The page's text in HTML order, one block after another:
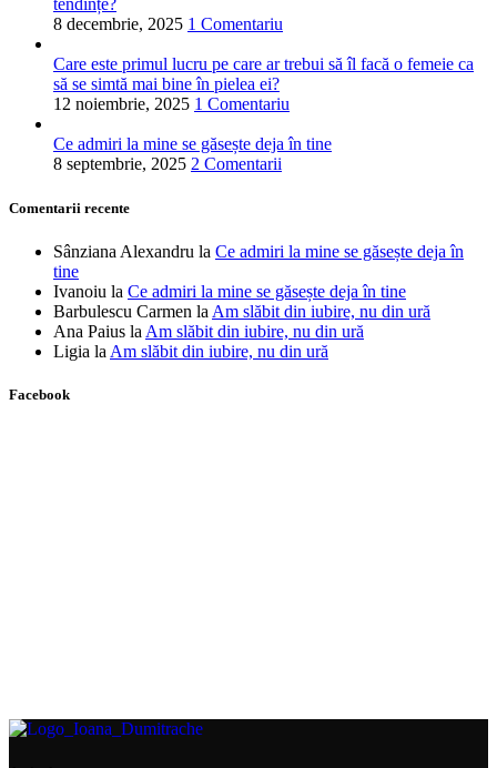
tendințe?
8 decembrie, 2025 1 Comentariu
Care este primul lucru pe care ar trebui să îl facă o femeie ca
să se simtă mai bine în pielea ei?
12 noiembrie, 2025 1 Comentariu
Ce admiri la mine se găsește deja în tine
8 septembrie, 2025 2 Comentarii
Comentarii recente
Sânziana Alexandru la Ce admiri la mine se găsește deja în
tine
Ivanoiu la Ce admiri la mine se găsește deja în tine
Barbulescu Carmen la Am slăbit din iubire, nu din ură
Ana Paius la Am slăbit din iubire, nu din ură
Ligia la Am slăbit din iubire, nu din ură
Facebook